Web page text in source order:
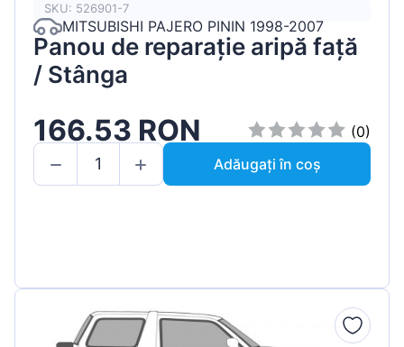
SKU: 526901-7
MITSUBISHI PAJERO PININ 1998-2007
Panou de reparație aripă față
/ Stânga
166.53 RON
(0)
Adăugați în coș